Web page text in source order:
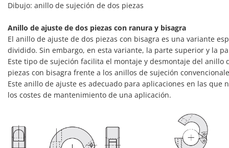
Dibujo: anillo de sujeción de dos piezas
Anillo de ajuste de dos piezas con ranura y bisagra
El anillo de ajuste de dos piezas con bisagra es una variante
dividido. Sin embargo, en esta variante, la parte superior y la
Este tipo de sujeción facilita el montaje y desmontaje del
piezas con bisagra frente a los anillos de sujeción
Este anillo de ajuste es adecuado para aplicaciones en las
los costes de mantenimiento de una aplicación.